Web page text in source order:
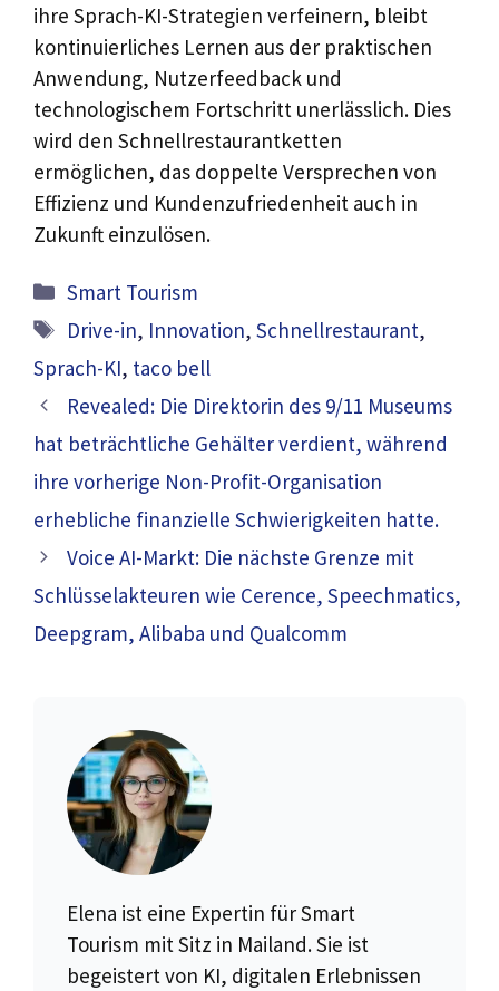
ihre Sprach-KI-Strategien verfeinern, bleibt
kontinuierliches Lernen aus der praktischen
Anwendung, Nutzerfeedback und
technologischem Fortschritt unerlässlich. Dies
wird den Schnellrestaurantketten
ermöglichen, das doppelte Versprechen von
Effizienz und Kundenzufriedenheit auch in
Zukunft einzulösen.
Kategorien
Smart Tourism
Schlagwörter
Drive-in, Innovation,Schnellrestaurant,
Sprach-KI, taco bell
Revealed: Die Direktorin des 9/11 Museums
hat beträchtliche Gehälter verdient, während
ihre vorherige Non-Profit-Organisation
erhebliche finanzielle Schwierigkeiten hatte.
Voice AI-Markt: Die nächste Grenze mit
Schlüsselakteuren wie Cerence, Speechmatics,
Deepgram, Alibaba und Qualcomm
Elena ist eine Expertin für Smart
Tourism mit Sitz in Mailand. Sie ist
begeistert von KI, digitalen Erlebnissen